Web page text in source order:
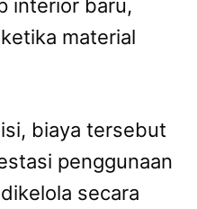
interior baru,
material
biaya tersebut
penggunaan
secara